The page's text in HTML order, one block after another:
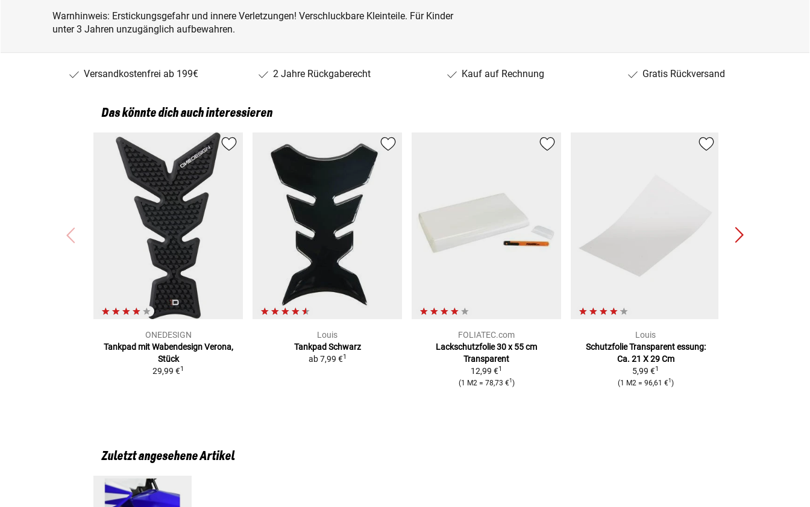
Warnhinweis: Erstickungsgefahr und innere Verletzungen! Verschluckbare Kleinteile. Für Kinder
unter 3 Jahren unzugänglich aufbewahren.
Versandkostenfrei ab 199€ 2 Jahre Rückgaberecht Kauf auf Rechnung Gratis Rückversand
Das könnte dich auch interessieren
ONEDESIGN
Tankpad mit Wabendesign Verona,
Stück
29,99 €1
Louis
Tankpad Schwarz
ab 7,99 €1
FOLIATEC.com
Lackschutzfolie30 x 55 cm
Transparent
12,99 €1
(1 M2= 78,73 €1 )
Louis
Schutzfolie Transparent essung:
Ca. 21 X 29 Cm
5,99 €1
(1 M2= 96,61 €1 )
Zuletzt angesehene Artikel